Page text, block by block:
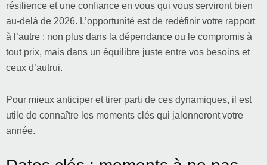
résilience et une confiance en vous qui vous serviront bien
au-delà de 2026. L’opportunité est de redéfinir votre rapport
à l’autre : non plus dans la dépendance ou le compromis à
tout prix, mais dans un équilibre juste entre vos besoins et
ceux d’autrui.
Pour mieux anticiper et tirer parti de ces dynamiques, il est
utile de connaître les moments clés qui jalonneront votre
année.